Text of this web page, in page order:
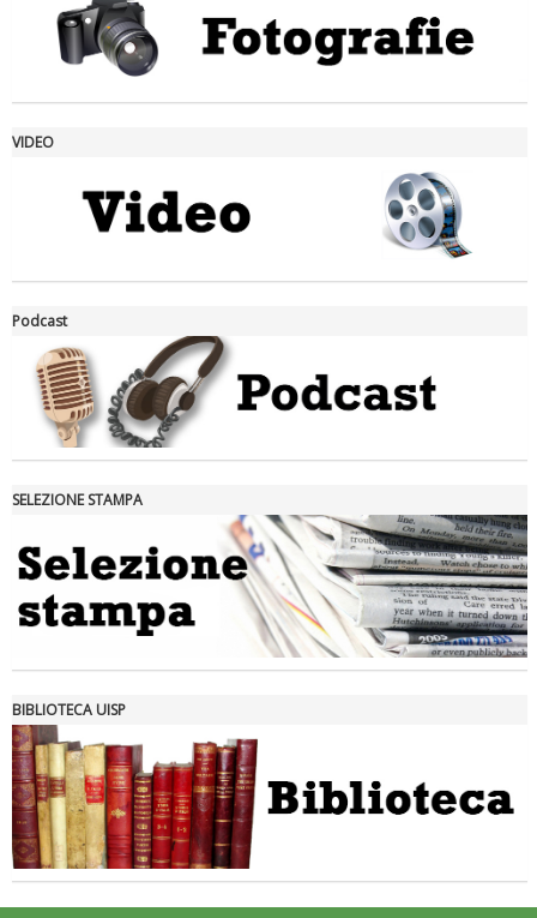
Tiziano Pesce nel Cda di Fondazione Terzjus: prima riunione a
VIDEO
Podcast
SELEZIONE STAMPA
BIBLIOTECA UISP